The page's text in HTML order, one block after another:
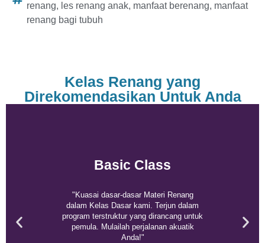
renang, les renang anak, manfaat berenang, manfaat
renang bagi tubuh
Kelas Renang yang
Direkomendasikan Untuk Anda
Basic Class
"Kuasai dasar-dasar Materi Renang
dalam Kelas Dasar kami. Terjun dalam
program terstruktur yang dirancang untuk
pemula. Mulailah perjalanan akuatik
Anda!"